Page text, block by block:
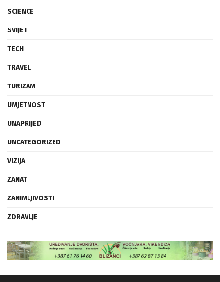
SCIENCE
SVIJET
TECH
TRAVEL
TURIZAM
UMJETNOST
UNAPRIJED
UNCATEGORIZED
VIZIJA
ZANAT
ZANIMLJIVOSTI
ZDRAVLJE